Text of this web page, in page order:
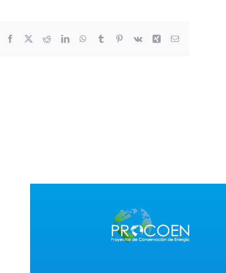
Facebook RedditLinkedInWhatsApp
Tumblr Pinterest
Vk Xing Correo